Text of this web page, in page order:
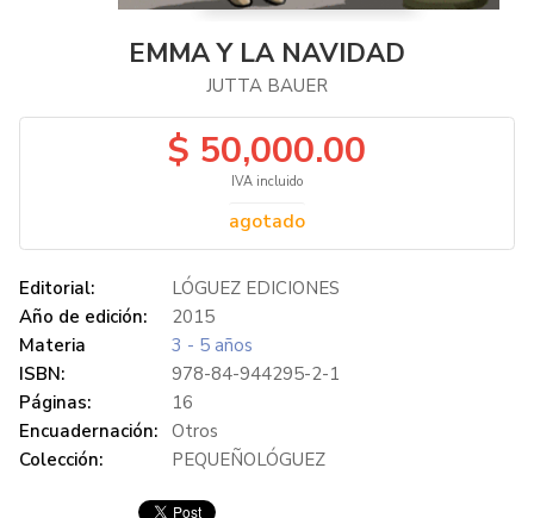
EMMA Y LA NAVIDAD
JUTTA BAUER
$ 50,000.00
IVA incluido
agotado
Editorial:
LÓGUEZ EDICIONES
Año de edición:
2015
Materia
3 - 5 años
ISBN:
978-84-944295-2-1
Páginas:
16
Encuadernación: Otros
Colección:
PEQUEÑOLÓGUEZ